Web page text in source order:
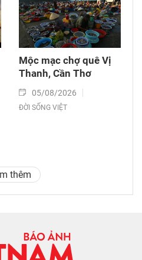
Mộc mạc chợ quê Vị
Thanh, Cần Thơ
05/08/2026
ĐỜI SỐNG VIỆT
thêm